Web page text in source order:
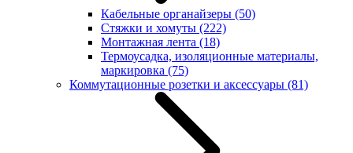
Кабельные органайзеры (50)
Стяжки и хомуты (222)
Монтажная лента (18)
Термоусадка, изоляционные материалы,
маркировка (75)
Коммутационные розетки и аксессуары (81)